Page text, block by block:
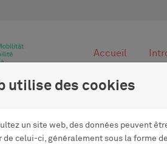
Accueil
utilise des cookies
un site web, des données peuvent
de celui-ci, généralement sous la forme